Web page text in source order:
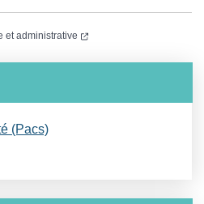
et administrative (ouverture dans un
(Pacs)